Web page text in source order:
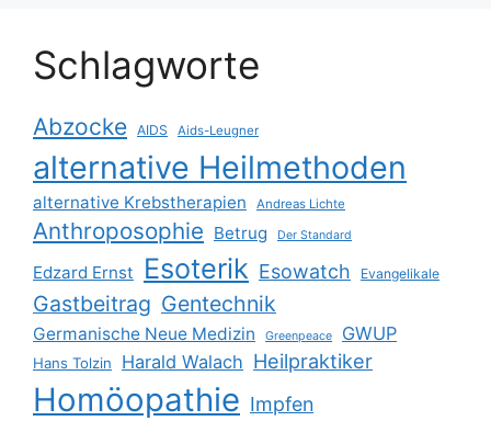
Schlagworte
Abzocke AIDS Aids-Leugner
alternative Heilmethoden
alternative Krebstherapien Andreas Lichte
Anthroposophie Betrug Der Standard
Edzard Ernst Esoterik Esowatch Evangelikale
Gastbeitrag Gentechnik
Germanische Neue Medizin Greenpeace GWUP
Hans Tolzin Harald Walach Heilpraktiker
Homöopathie Impfen